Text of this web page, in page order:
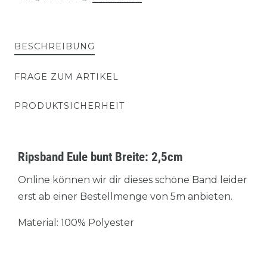
BESCHREIBUNG
FRAGE ZUM ARTIKEL
PRODUKTSICHERHEIT
Ripsband Eule bunt Breite: 2,5cm
Online können wir dir dieses schöne Band leider
erst ab einer Bestellmenge von 5m anbieten.
Material: 100% Polyester